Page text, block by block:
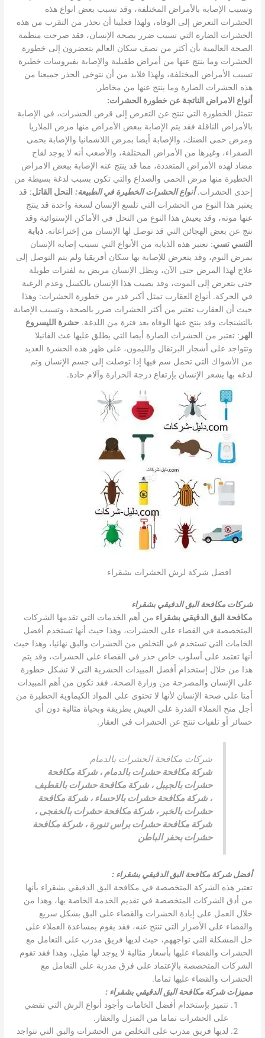
وتسبب الإصابة بالأمراض المختلفة، وقد تسبب بعض انواع هذه
الحشرات التعرض إلى الوفاه، ولهذا فعلينا أن نحذر من التقرب من هذه
الحشرات الضارة التي تسبب ضرر بصحة الإنسان، فقد صرحت منظمة
الصحة العالمية بأن أكثر من نصف سكان العالم يتعضرون إلى خطورة
الحشرات وما ينتج عنها من أمراض طفيلية والإصابة بفيروسات خطيرة
تسبب الأمراض المختلفة، ولهذا فلابد من أن نتوخى الحذر جميعنا من
هذه الحشرات الضارة وما ينتج عنها من مخاطر.
أنواع الامراض الناتجة عن خطورة الحشرات:
تتمثل الخطورة التي تنتج عن التعرض إلى قرص الحشرات، في الإصابة
بالأمراض الناقلة فقد يتم الإصابة ببعض الأمراض منها مرض الملاريا
ومرض حمى الضنك، والإصابة أيضا بمرض اللاشمانيا والإصابة بحمى
الصفراء، وغيرها من الأمراض المختلفة، والأصعب أنه لا يوجد لقاح
مضاد لهذه الأمراض المتعددة، مما قد ينتج عنه الإصابة ببعض الامراض
الخطيرة منها مرض الحمى والصداع والتي تكون بسبب لدغة بسيطة من
إحدى الحشرات.أنواع الحشرات الخطيرة في الطبيعة: النحل القاتل: قد
يعتبر هذا النوع من الحشرات التي تلسع الإنسان لسعة واحدة قد ينتج
عنها موته، وقد يعيش هذا النوع من النحل في الأماكن الإستوائية وقد
نتج عن بعض الهجائن التي قد توصل لها الإنسان من إختراعاته.ذبابة
التسي تسي: تعتبر هذه الذبابة من الأنواع التي تسبب إصابة الإنسان
بمرض النوم، وقد يتعرض للإصابة بها سكان أفريقيا ولم يتم التوصل إلى
علاج لهذا المرض حتى الآن، ويظل الإنسان مريض به لفترات طويلة
حتى يتعرض إلى الموت، وقد يصيب هذا الإنسان بالكسل وعدم الرغبة
في الحركة. أنواع العقارب تمثل أكبر قدر من خطورة الحشرات: وهذا
حيث أن العقارب تعتبر من أكثر الحشرات ضرر بالصحة، وتسبب الإصابة
بالتشنجات وقد ينتج عنها الوفاه بعد فترة من اللدغة. حشرة الليسروع
الهر : تعتبر من الحشرات الضارة أيضا التي يطلق عليها عث الفانيلا
وتتواجد على أشجار البرتقال والليمون، على ظهر هذه الحشرة العديد
من الأشواك التي تحمل سم فيها إذا توصلت إلى جسم الإنسان وتم
لدغه بها يشعر الإنسان بإرتفاع درجة الحرارة وآلام حادة.
افضل شركة لرش الحشرات بشقراء
شركات مكافحة البق الدقيقي بشقراء
مكافحة البق الدقيقي بشقراء من أهم الخدمات التي تقدمها الشركات
المتخصصة في القضاء على الحشرات، وهذا حيث أنها تستخدم أفضل
الخامات التي تستخدم في التخلص من الحشرات والبق نهائيا، وهذا حيث
أنها تعتمد على أسلوب خاص حذر في القضاء على الحشرات، وقد يتم
هذا من خلال إستخدام أفضل المبيدات الحشرية التي لا تشكل خطورة
على الإنسان والمصرحة من وزارة الصحة، فقد تكون من أهم المبيدات
أمنا على صحة الإنسان لأنها لا تحتوي على المواد الكيماوية الخطيرة من
أجل منح العملاء القدرة على العيش بطريقة وبحياة مثالية دون أي
خسائر أو تلفيات تنتج عن الحشرات في العقار.
شركات مكافحة الحشرات بالدمام
شركة مكافحة حشرات بالدمام ،شركة مكافحة
حشرات بالجيبل ،شركة مكافحة حشرات بالقطيف
،شركة مكافحة حشرات بالاحساء ،شركة مكافحة
حشرات بالخبر ،شركة مكافحة حشرات بالخفجى ،
شركة مكافحة حشرات براس تنورة ،شركة مكافحة
حشرات بحفر الباطن
أفضل شركة مكافحة البق الدقيقي بشقراء:
تعتبر هذه الشركة المتخصصة في مكافحة البق الدقيقي بشقراء بأنها
من أدق الشركات المتخصصة في تقديم الخدمة الخاصة بها، وهذا من
خلال العمل على إبادة الحشرات والقضاء على البق بشكل سريع
والقضاء على الأضرار التي تنتج عنه، فقد يقوم بمساعدة العملاء على
حل المشكلة التي تواجههم، حيث لديها فريق مدرب على التعامل مع
الحشرات والقضاء عليها بأسعار مثالية لا يوجد لها مثيل، وهذا فقد تقوم
الشركات المتخصصة بالإعتماد على فرق مدربة على التعامل مع
الحشرات والقضاء عليها تماما.
مميزات شركة مكافحة البق الدقيقي بشقراء:
تتميز بإستخدام أفضل الخامات وأجود أنواع الرش التي تقضي
على الحشرات تماما من المنزل والعقار.
لديها فريق مدرب على التخلص من الحشرات والبق التي تتواجد